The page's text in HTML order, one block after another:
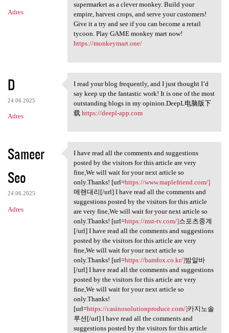
Adres
supermarket as a clever monkey. Build your
empire, harvest crops, and serve your customers!
Give it a try and see if you can become a retail
tycoon. Play GAME monkey mart now!
https://monkeymart.one/
D
24.06.2025
Adres
I read your blog frequently,
I read your blog frequently, and I just thought I’d
say keep up the fantastic work! It is one of the most
outstanding blogs in my opinion.DeepL电脑版下
载 https://deepl-app.com
Sameer
Seo
24.06.2025
Adres
I have read all the comments
I have read all the comments and suggestions
posted by the visitors for this article are very
fine,We will wait for your next article so
only.Thanks! [url=https://www.maplefriend.com/]
메랜대리[/url] I have read all the comments and
suggestions posted by the visitors for this article
are very fine,We will wait for your next article so
only.Thanks! [url=https://mst-tv.com/]스포츠중계
[/url] I have read all the comments and suggestions
posted by the visitors for this article are very
fine,We will wait for your next article so
only.Thanks! [url=https://bamfox.co.kr/]밤알바
[/url] I have read all the comments and suggestions
posted by the visitors for this article are very
fine,We will wait for your next article so
only.Thanks!
[url=https://casinosolutionproduce.com/]카지노솔
루션[/url] I have read all the comments and
suggestions posted by the visitors for this article